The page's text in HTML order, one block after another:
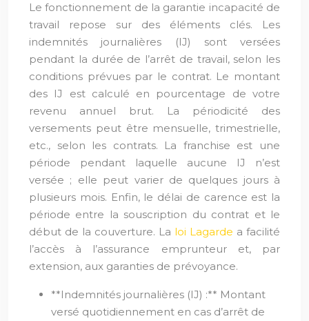
Le fonctionnement de la garantie incapacité de
travail repose sur des éléments clés. Les
indemnités journalières (IJ) sont versées
pendant la durée de l’arrêt de travail, selon les
conditions prévues par le contrat. Le montant
des IJ est calculé en pourcentage de votre
revenu annuel brut. La périodicité des
versements peut être mensuelle, trimestrielle,
etc., selon les contrats. La franchise est une
période pendant laquelle aucune IJ n’est
versée ; elle peut varier de quelques jours à
plusieurs mois. Enfin, le délai de carence est la
période entre la souscription du contrat et le
début de la couverture. La loi Lagarde a facilité
l’accès à l’assurance emprunteur et, par
extension, aux garanties de prévoyance.
**Indemnités journalières (IJ) :** Montant
versé quotidiennement en cas d’arrêt de